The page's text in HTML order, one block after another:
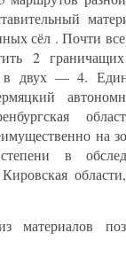
сёл . Почти
2
двух — 4.
на
в
материалов